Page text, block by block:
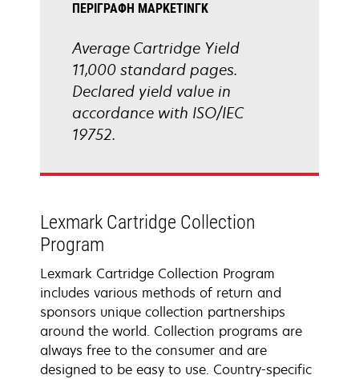
ΠΕΡΙΓΡΑΦΉ ΜΆΡΚΕΤΙΝΓΚ
Average Cartridge Yield
11,000 standard pages.
Declared yield value in
accordance with ISO/IEC
19752.
Lexmark Cartridge Collection
Program
Lexmark Cartridge Collection Program
includes various methods of return and
sponsors unique collection partnerships
around the world. Collection programs are
always free to the consumer and are
designed to be easy to use. Country-specific